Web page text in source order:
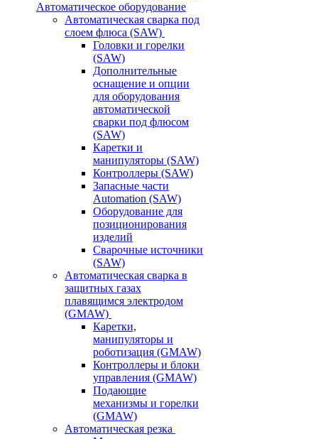
Автоматическое оборудование
Автоматическая сварка под
слоем флюса (SAW)
Головки и горелки
(SAW)
Дополнительные
оснащение и опции
для оборудования
автоматической
сварки под флюсом
(SAW)
Каретки и
манипуляторы (SAW)
Контроллеры (SAW)
Запасные части
Automation (SAW)
Оборудование для
позиционирования
изделий
Сварочные источники
(SAW)
Автоматическая сварка в
защитных газах
плавящимся электродом
(GMAW)
Каретки,
манипуляторы и
роботизация (GMAW)
Контроллеры и блоки
управления (GMAW)
Подающие
механизмы и горелки
(GMAW)
Автоматическая резка